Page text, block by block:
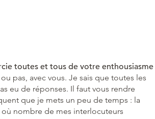
toutes et tous de votre enthousiasme
pas, avec vous. Je sais que toutes les
eu de réponses. Il faut vous rendre
que je mets un peu de temps : la
où nombre de mes interlocuteurs